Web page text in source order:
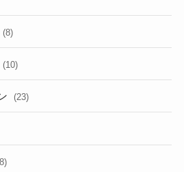
(8)
(10)
(23)